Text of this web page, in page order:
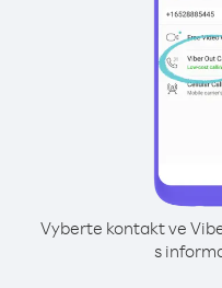
Vyberte kontakt ve
s